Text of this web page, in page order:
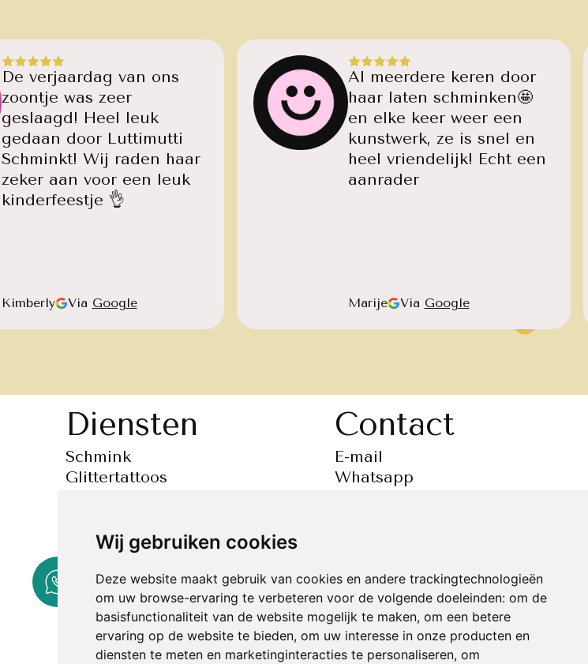
Wij gebruiken cookies
Deze website maakt gebruik van cookies en andere trackingtechnologieën
om uw browse-ervaring te verbeteren voor de volgende doeleinden: om de
basisfunctionaliteit van de website mogelijk te maken, om een betere
ervaring op de website te bieden, om uw interesse in onze producten en
diensten te meten en marketinginteracties te personaliseren, om
De verjaardag van ons
zoontje was zeer
geslaagd! Heel leuk
gedaan door Luttimutti
Schminkt! Wij raden haar
zeker aan voor een leuk
kinderfeestje 👌
Kimberly Via Google
Al meerdere keren door
haar laten schminken🤩
en elke keer weer een
kunstwerk, ze is snel en
heel vriendelijk! Echt een
aanrader
Marije Via Google
Diensten
Schmink
Glittertattoos
Glitter bar
Bellypaint
Workshop
Contact
E-mail
Whatsapp